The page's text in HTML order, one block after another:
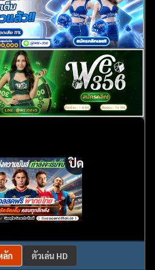
ปิด
ลัก ตัวเล่น HD